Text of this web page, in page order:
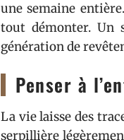
une semaine
tout démonter. Un
génération de
Penser à
La vie laisse des
serpillière